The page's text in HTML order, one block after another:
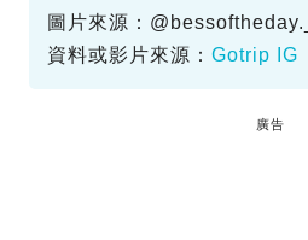
圖片來源：@bessoftheday._
資料或影片來源： Gotrip IG
廣告